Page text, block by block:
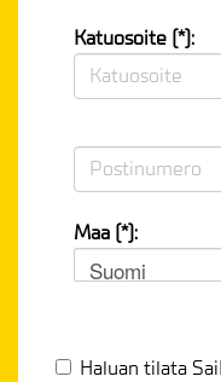
Katuosoite (*):
Maa (*):
Suomi
Haluan tilata